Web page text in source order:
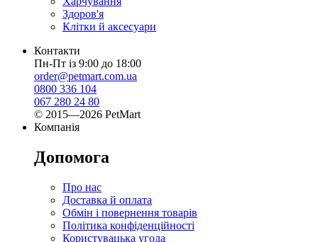
Здоров'я
Клітки й аксесуари
Контакти
Пн-Пт із 9:00 до 18:00
order@petmart.com.ua
0800 336 104
067 280 24 80
© 2015—2026 PetMart
Компанія
Допомога
Про нас
Доставка й оплата
Обмін і повернення товарів
Політика конфіденційності
Користувацька угода